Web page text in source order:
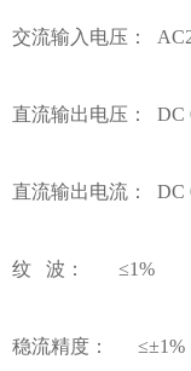
交流输入电压：
直流输出电压： DC
直流输出电流： DC
纹 波： ≤1%
稳流精度： ≤±1%